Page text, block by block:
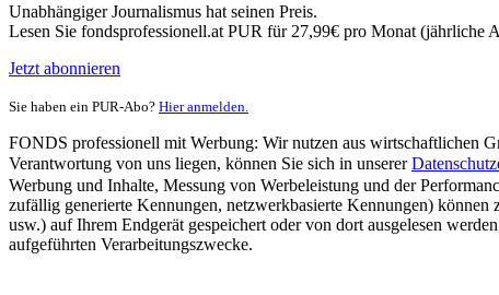
Unabhängiger Journalismus hat seinen Preis.
Lesen Sie fondsprofessionell.at PUR für 27,99€ pro Monat (jährliche
Jetzt abonnieren
Sie haben ein PUR-Abo? Hier anmelden.
FONDS professionell mit Werbung: Wir nutzen aus wirtschaftlichen
Verantwortung von uns liegen, können Sie sich in unserer
Werbung und Inhalte, Messung von Werbeleistung und der
zufällig generierte Kennungen, netzwerkbasierte Kennungen)
usw.) auf Ihrem Endgerät gespeichert oder von dort ausgelesen
aufgeführten Verarbeitungszwecke.